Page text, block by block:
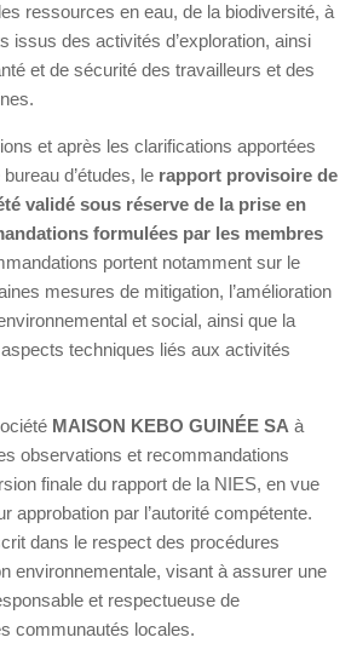
ressources en eau, de la biodiversité, à
issus des activités d’exploration, ainsi
et de sécurité des travailleurs et des
et après les clarifications apportées
d’études, le rapport provisoire de
validé sous réserve de la prise en
formulées par les membres
portent notamment sur le
mesures de mitigation, l’amélioration
et social, ainsi que la
techniques liés aux activités
MAISON KEBO GUINÉE SA à
observations et recommandations
finale du rapport de la NIES, en vue
approbation par l’autorité compétente.
dans le respect des procédures
environnementale, visant à assurer une
et respectueuse de
communautés locales.